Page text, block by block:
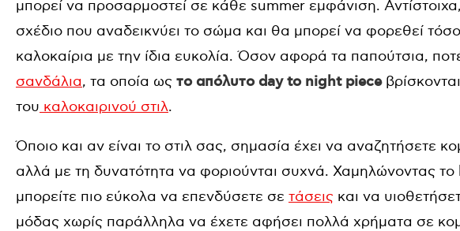
μπορεί να προσαρμοστεί σε κάθε summer εμφάνιση.
σχέδιο που αναδεικνύει το σώμα και θα μπορεί να φορεθεί
καλοκαίρια με την ίδια ευκολία. Όσον αφορά τα παπούτσια,
σανδάλια, τα οποία ως το απόλυτο day to night piece
του καλοκαιρινού στιλ.
Όποιο και αν είναι το στιλ σας, σημασία έχει να αναζητήσετε
αλλά με τη δυνατότητα να φοριούνται συχνά. Χαμηλώνοντας
μπορείτε πιο εύκολα να επενδύσετε σε τάσεις και να
μόδας χωρίς παράλληλα να έχετε αφήσει πολλά χρήματα σε